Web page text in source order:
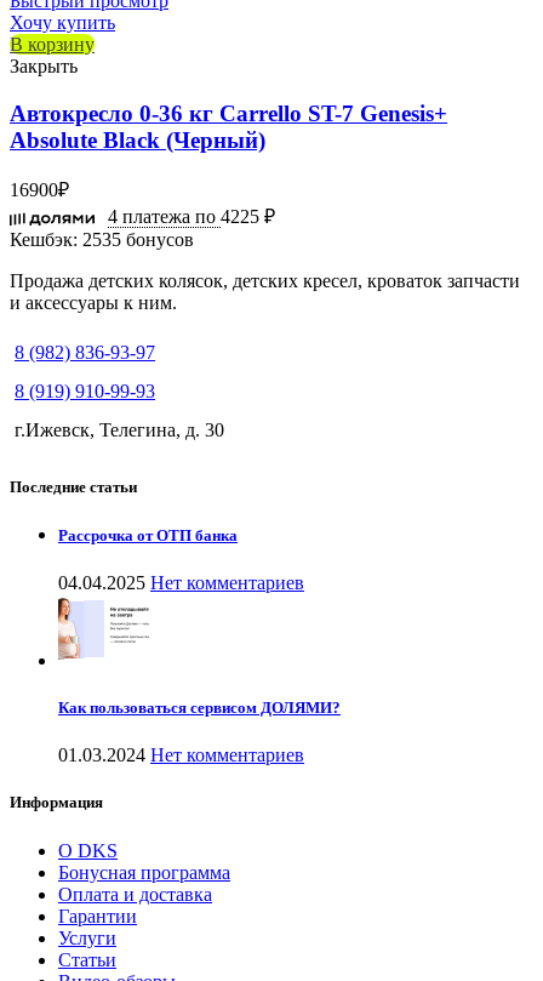
Хочу купить
В корзину
Закрыть
Автокресло 0-36 кг Carrello ST-7 Genesis+
Absolute Black (Черный)
16900₽
4 платежа по 4225 ₽
Кешбэк: 2535 бонусов
Продажа детских колясок, детских кресел, кроваток запчасти
и аксессуары к ним.
8 (982) 836-93-97
8 (919) 910-99-93
г.Ижевск, Телегина, д. 30
Последние статьи
Рассрочка от ОТП банка
04.04.2025 Нет комментариев
Как пользоваться сервисом ДОЛЯМИ?
01.03.2024 Нет комментариев
Информация
О DKS
Бонусная программа
Оплата и доставка
Гарантии
Услуги
Статьи